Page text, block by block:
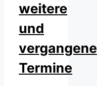
weitere
und
vergangene
Termine